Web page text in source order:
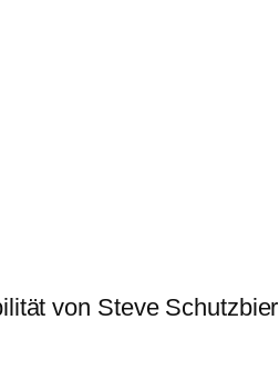
von Steve Schutzbier